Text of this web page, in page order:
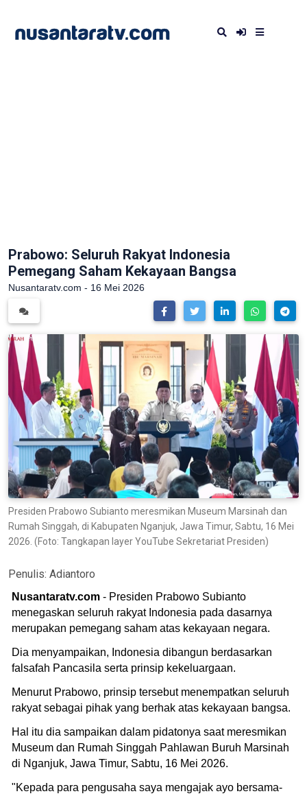
Prabowo: Seluruh Rakyat Indonesia
Pemegang Saham Kekayaan Bangsa
Nusantaratv.com - 16 Mei 2026
Presiden Prabowo Subianto meresmikan Museum Marsinah dan
Rumah Singgah, di Kabupaten Nganjuk, Jawa Timur, Sabtu, 16 Mei
2026. (Foto: Tangkapan layer YouTube Sekretariat Presiden)
Penulis: Adiantoro
Nusantaratv.com - Presiden Prabowo Subianto
menegaskan seluruh rakyat Indonesia pada dasarnya
merupakan pemegang saham atas kekayaan negara.
Dia menyampaikan, Indonesia dibangun berdasarkan
falsafah Pancasila serta prinsip kekeluargaan.
Menurut Prabowo, prinsip tersebut menempatkan seluruh
rakyat sebagai pihak yang berhak atas kekayaan bangsa.
Hal itu dia sampaikan dalam pidatonya saat meresmikan
Museum dan Rumah Singgah Pahlawan Buruh Marsinah
di Nganjuk, Jawa Timur, Sabtu, 16 Mei 2026.
"Kepada para pengusaha saya mengajak ayo bersama-